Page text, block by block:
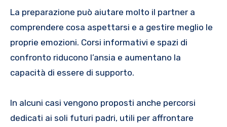
La preparazione può aiutare molto il partner a
comprendere cosa aspettarsi e a gestire meglio le
proprie emozioni. Corsi informativi e spazi di
confronto riducono l’ansia e aumentano la
capacità di essere di supporto.
In alcuni casi vengono proposti anche percorsi
dedicati ai soli futuri padri, utili per affrontare